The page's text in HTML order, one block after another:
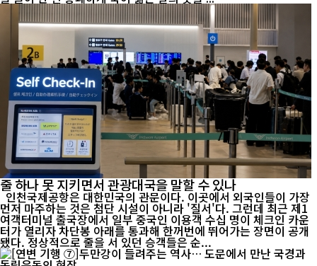
줄 하나 못 지키면서 관광대국을 말할 수 있나
인천국제공항은 대한민국의 관문이다. 이곳에서 외국인들이 가장
먼저 마주하는 것은 첨단 시설이 아니라 '질서'다. 그런데 최근 제1
여객터미널 출국장에서 일부 중국인 이용객 수십 명이 체크인 카운
터가 열리자 차단봉 아래를 통과해 한꺼번에 뛰어가는 장면이 공개
됐다. 정상적으로 줄을 서 있던 승객들은 순...